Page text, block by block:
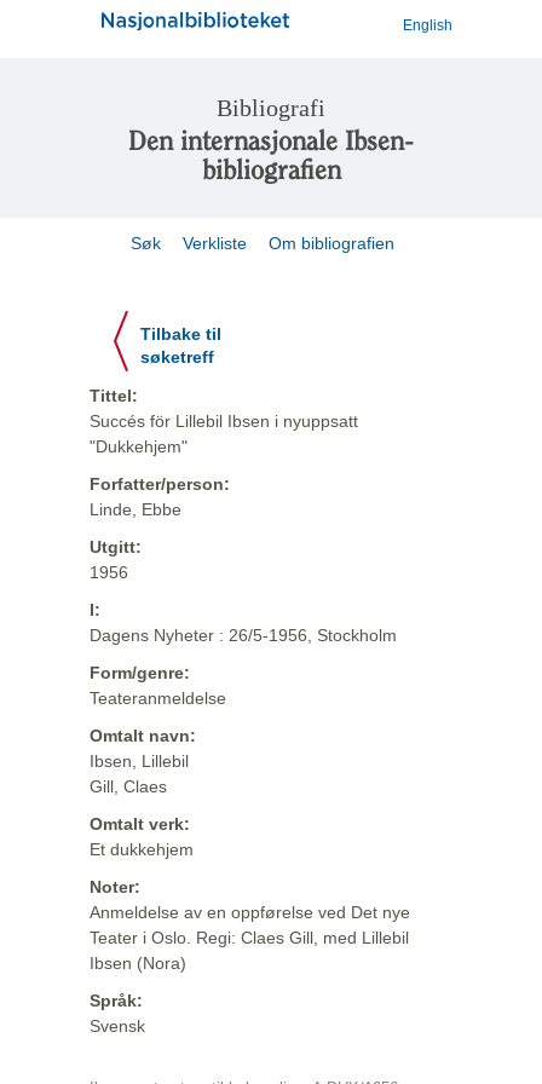
English
Bibliografi
Den internasjonale Ibsen-
bibliografien
Søk Verkliste Om bibliografien
Tilbake til
søketreff
Tittel:
Succés för Lillebil Ibsen i nyuppsatt
"Dukkehjem"
Forfatter/person:
Linde, Ebbe
Utgitt:
1956
I:
Dagens Nyheter : 26/5-1956, Stockholm
Form/genre:
Teateranmeldelse
Omtalt navn:
Ibsen, Lillebil
Gill, Claes
Omtalt verk:
Et dukkehjem
Noter:
Anmeldelse av en oppførelse ved Det nye
Teater i Oslo. Regi: Claes Gill, med Lillebil
Ibsen (Nora)
Språk:
Svensk